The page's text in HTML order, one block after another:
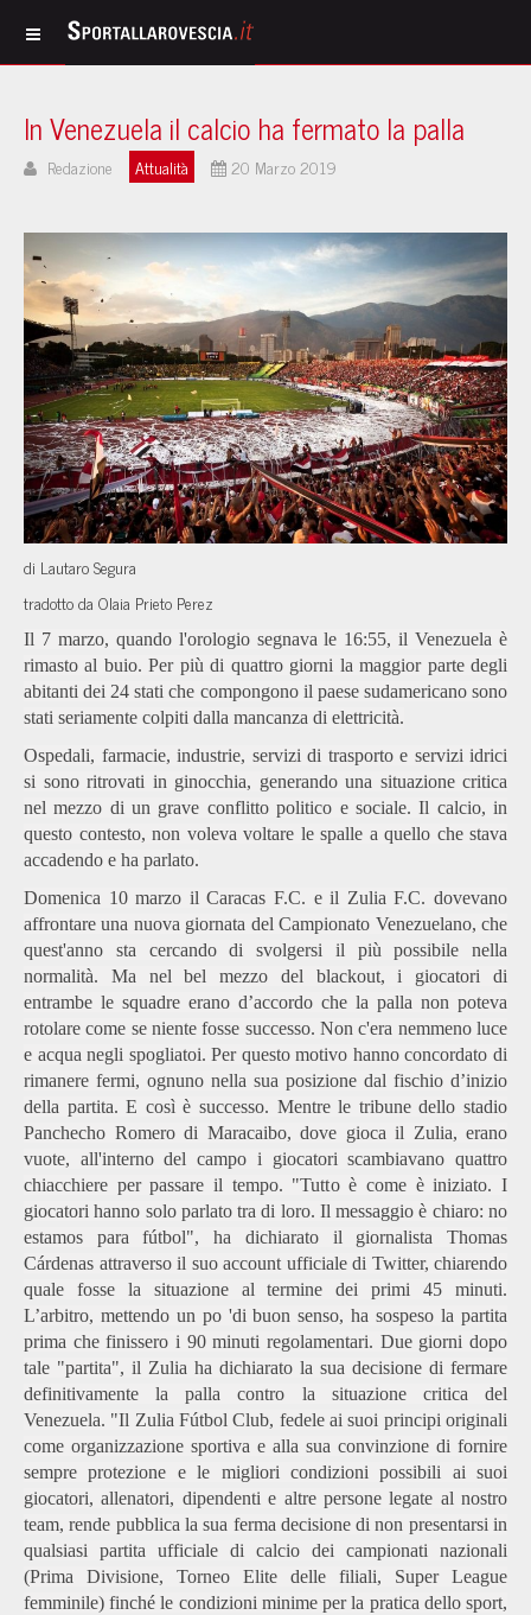
In Venezuela il calcio ha fermato la palla
Redazione Attualità 20 Marzo 2019
di Lautaro Segura
tradotto da Olaia Prieto Perez
Il 7 marzo, quando l'orologio segnava le 16:55, il Venezuela è
rimasto al buio. Per più di quattro giorni la maggior parte degli
abitanti dei 24 stati che compongono il paese sudamericano sono
stati seriamente colpiti dalla mancanza di elettricità.
Ospedali, farmacie, industrie, servizi di trasporto e servizi idrici
si sono ritrovati in ginocchia, generando una situazione critica
nel mezzo di un grave conflitto politico e sociale. Il calcio, in
questo contesto, non voleva voltare le spalle a quello che stava
accadendo e ha parlato.
Domenica 10 marzo il Caracas F.C. e il Zulia F.C. dovevano
affrontare una nuova giornata del Campionato Venezuelano, che
quest'anno sta cercando di svolgersi il più possibile nella
normalità. Ma nel bel mezzo del blackout, i giocatori di
entrambe le squadre erano d’accordo che la palla non poteva
rotolare come se niente fosse successo. Non c'era nemmeno luce
e acqua negli spogliatoi. Per questo motivo hanno concordato di
rimanere fermi, ognuno nella sua posizione dal fischio d’inizio
della partita. E così è successo. Mentre le tribune dello stadio
Panchecho Romero di Maracaibo, dove gioca il Zulia, erano
vuote, all'interno del campo i giocatori scambiavano quattro
chiacchiere per passare il tempo. "Tutto è come è iniziato. I
giocatori hanno solo parlato tra di loro. Il messaggio è chiaro: no
estamos para fútbol", ha dichiarato il giornalista Thomas
Cárdenas attraverso il suo account ufficiale di Twitter, chiarendo
quale fosse la situazione al termine dei primi 45 minuti.
L’arbitro, mettendo un po 'di buon senso, ha sospeso la partita
prima che finissero i 90 minuti regolamentari. Due giorni dopo
tale "partita", il Zulia ha dichiarato la sua decisione di fermare
definitivamente la palla contro la situazione critica del
Venezuela. "Il Zulia Fútbol Club, fedele ai suoi principi originali
come organizzazione sportiva e alla sua convinzione di fornire
sempre protezione e le migliori condizioni possibili ai suoi
giocatori, allenatori, dipendenti e altre persone legate al nostro
team, rende pubblica la sua ferma decisione di non presentarsi in
qualsiasi partita ufficiale di calcio dei campionati nazionali
(Prima Divisione, Torneo Elite delle filiali, Super League
femminile) finché le condizioni minime per la pratica dello sport,